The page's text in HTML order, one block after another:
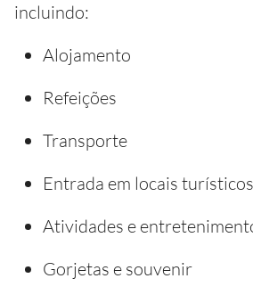
incluindo:
Alojamento
Refeições
Transporte
Entrada em locais turísticos
Atividades e
Gorjetas e souvenir